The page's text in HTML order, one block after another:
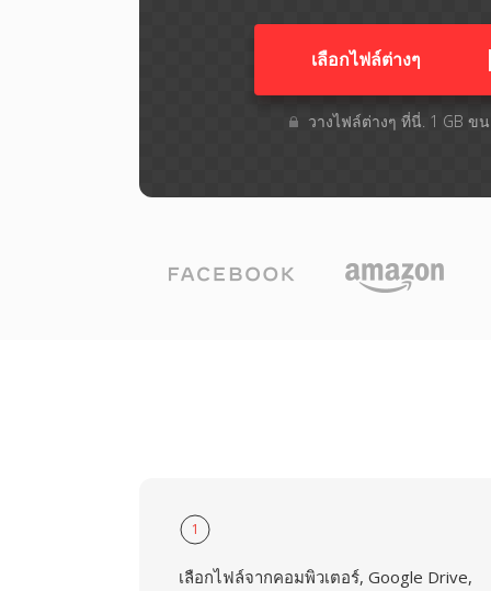
เลือกไฟล์ต่างๆ​
วางไฟล์ต่างๆ​ ที่นี่. 1 GB
1
เลือกไฟล์จากคอมพิวเตอร์, Google Drive,